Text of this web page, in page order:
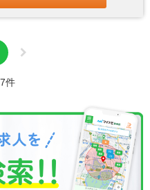
件